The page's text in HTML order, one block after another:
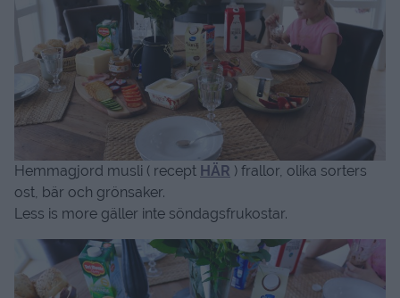
Hemmagjord musli ( recept HÄR ) frallor, olika sorters
ost, bär och grönsaker.
Less is more gäller inte söndagsfrukostar.